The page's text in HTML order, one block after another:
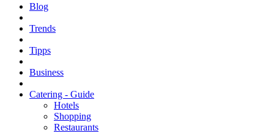
Blog
Trends
Tipps
Business
Catering - Guide
Hotels
Shopping
Restaurants